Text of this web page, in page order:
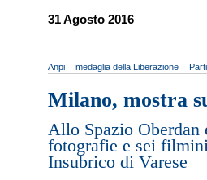
31 Agosto 2016
Anpi medaglia della Liberazione
Milano, mostra
Allo Spazio Oberdan
fotografie e sei
Insubrico di Varese